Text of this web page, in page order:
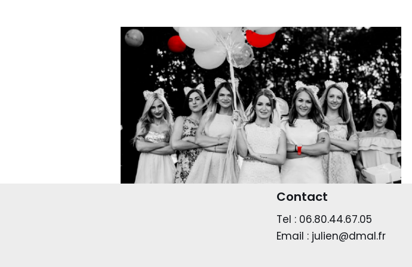
Contact
Tel : 06.80.44.67.05
Email : julien@dmal.fr